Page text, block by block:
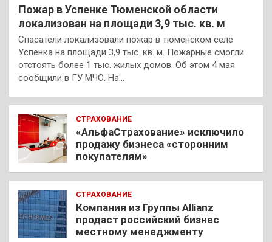
Пожар в Успенке Тюменской области
локализован на площади 3,9 тыс. кв. м
Спасатели локализовали пожар в тюменском селе
Успенка на площади 3,9 тыс. кв. м. Пожарные смогли
отстоять более 1 тыс. жилых домов. Об этом 4 мая
сообщили в ГУ МЧС. На…
СТРАХОВАНИЕ
«АльфаСтрахование» исключило
продажу бизнеса «сторонним
покупателям»
СТРАХОВАНИЕ
Компания из Группы Allianz
продаст российский бизнес
местному менеджменту